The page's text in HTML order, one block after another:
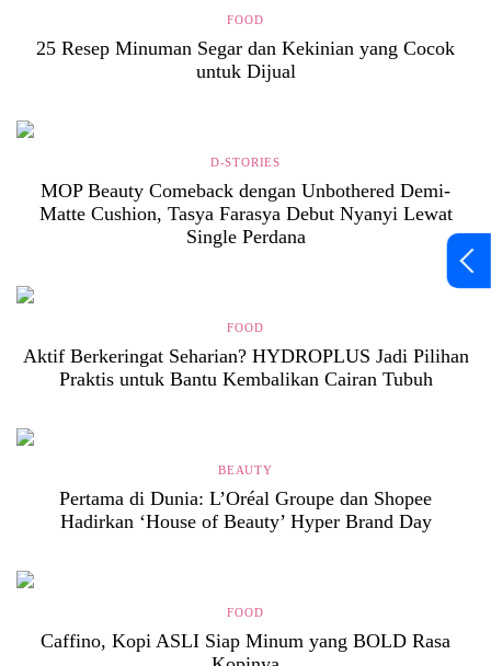
FOOD
25 Resep Minuman Segar dan Kekinian yang Cocok
untuk Dijual
D-STORIES
MOP Beauty Comeback dengan Unbothered Demi-
Matte Cushion, Tasya Farasya Debut Nyanyi Lewat
Single Perdana
FOOD
Aktif Berkeringat Seharian? HYDROPLUS Jadi Pilihan
Praktis untuk Bantu Kembalikan Cairan Tubuh
BEAUTY
Pertama di Dunia: L’Oréal Groupe dan Shopee
Hadirkan ‘House of Beauty’ Hyper Brand Day
FOOD
Caffino, Kopi ASLI Siap Minum yang BOLD Rasa